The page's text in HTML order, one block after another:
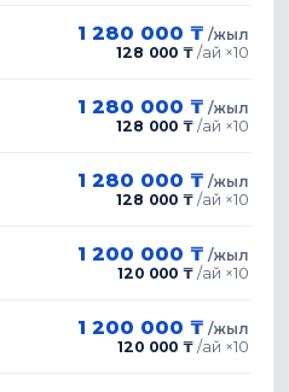
1 280 000 ₸ /жыл
128 000 ₸ /ай ×10
1 280 000 ₸ /жыл
128 000 ₸ /ай ×10
1 280 000 ₸ /жыл
128 000 ₸ /ай ×10
1 200 000 ₸ /жыл
120 000 ₸ /ай ×10
1 200 000 ₸ /жыл
120 000 ₸ /ай ×10